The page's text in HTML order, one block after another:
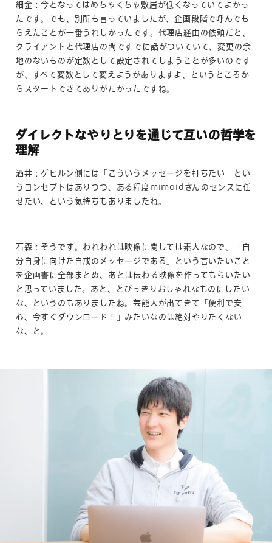
細金：今となってはめちゃくちゃ敷居が低くなっていてよかっ
たです。でも、別所も言っていましたが、企画段階で呼んでも
らえたことが一番うれしかったです。代理店経由の依頼だと、
クライアントと代理店の間ですでに話がついていて、変更の余
地のないものが定数として設定されてしまうことが多いのです
が、すべて変数として変えようがありますよ、というところか
らスタートできてありがたかったですね。
ダイレクトなやりとりを通じて互いの哲学を
理解
酒井：ゲヒルン側には「こういうメッセージを打ちたい」とい
うコンセプトはありつつ、ある程度mimoidさんのセンスに任
せたい、という気持ちもありましたね。
石森：そうです。われわれは映像に関しては素人なので、「自
分自身に向けた自戒のメッセージである」という言いたいこと
を企画書に全部まとめ、あとは伝わる映像を作ってもらいたい
と思っていました。あと、とびっきりおしゃれなものにしたい
な、というのもありましたね。芸能人が出てきて「便利で安
心、今すぐダウンロード！」みたいなのは絶対やりたくない
な、と。